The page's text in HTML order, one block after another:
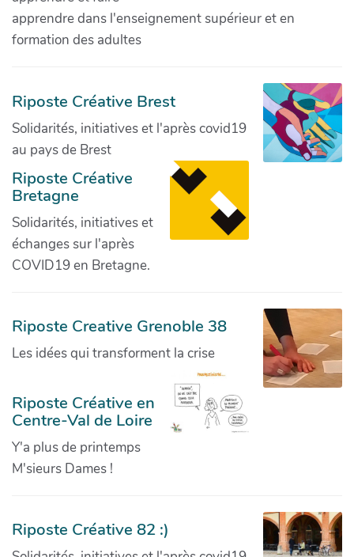
apprendre dans l'enseignement supérieur et en
formation des adultes
Riposte Créative Brest
Solidarités, initiatives et l'après covid19
au pays de Brest
Riposte Créative
Bretagne
Solidarités, initiatives et
échanges sur l'après
COVID19 en Bretagne.
Riposte Creative Grenoble 38
Les idées qui transforment la crise
Riposte Créative en
Centre-Val de Loire
Y'a plus de printemps
M'sieurs Dames !
Riposte Créative 82 :)